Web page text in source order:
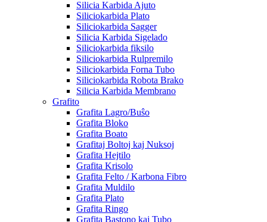
Silicia Karbida Ajuto
Siliciokarbida Plato
Siliciokarbida Sagger
Silicia Karbida Sigelado
Siliciokarbida fiksilo
Siliciokarbida Rulpremilo
Siliciokarbida Forna Tubo
Siliciokarbida Robota Brako
Silicia Karbida Membrano
Grafito
Grafita Lagro/Buŝo
Grafita Bloko
Grafita Boato
Grafitaj Boltoj kaj Nuksoj
Grafita Hejtilo
Grafita Krisolo
Grafita Felto / Karbona Fibro
Grafita Muldilo
Grafita Plato
Grafita Ringo
Grafita Bastono kaj Tubo